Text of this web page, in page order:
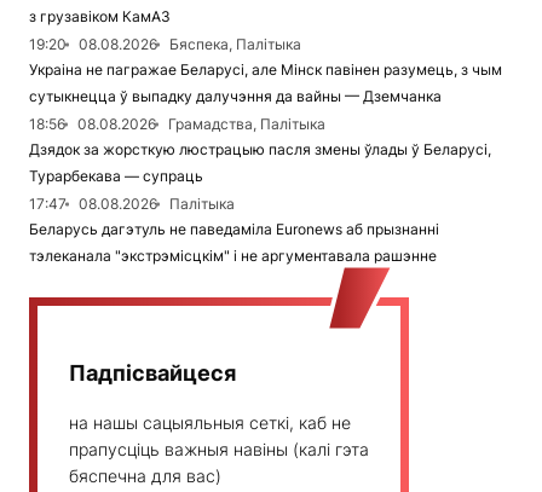
з грузавіком КамАЗ
19:20
08.08.2026
Бяспека, Палітыка
Украіна не пагражае Беларусі, але Мінск павінен разумець, з чым
сутыкнецца ў выпадку далучэння да вайны — Дземчанка
18:56
08.08.2026
Грамадства, Палітыка
Дзядок за жорсткую люстрацыю пасля змены ўлады ў Беларусі,
Турарбекава — супраць
17:47
08.08.2026
Палітыка
Беларусь дагэтуль не паведаміла Euronews аб прызнанні
тэлеканала "экстрэмісцкім" і не аргументавала рашэнне
Падпісвайцеся
на нашы сацыяльныя сеткі, каб не
прапусціць важныя навіны (калі гэта
бяспечна для вас)